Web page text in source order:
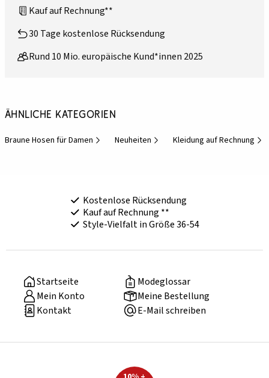
Kauf auf Rechnung**
30 Tage kostenlose Rücksendung
Rund 10 Mio. europäische Kund*innen 2025
Ähnliche Kategorien
Braune Hosen für Damen Neuheiten Kleidung auf Rechnung
Kostenlose Rücksendung
Kauf auf Rechnung **
Style-Vielfalt in Größe 36-54
Startseite
Modeglossar
Mein Konto
Meine Bestellung
Kontakt
E-Mail schreiben